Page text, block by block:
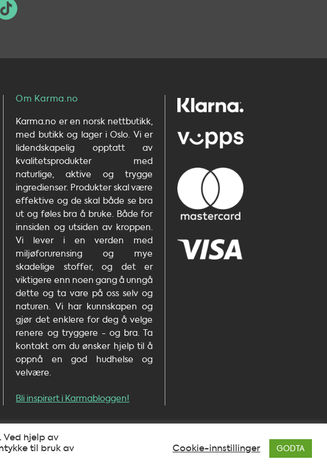
Om Karma.no
Karma.no er en norsk nettbutikk,
med butikk og lager i Oslo. Vi er
lidendskapelig opptatt av
kvalitetsprodukter med
naturlige, aktive og trygge
ingredienser. Produkter skal være
effektive og de skal både se bra
ut og føles bra å bruke. Både for
innsiden og utsiden av kroppen.
Vi lever i en verden med
miljøforurensing og mye
skadelige stoffer, og det er
viktigere enn noen gang å unngå
dette og ta vare på oss selv og
naturen. Vi har kunnskapen og
gjør det enklere for deg å velge
renere og tryggere - og bra. Ta
kontakt om du ønsker hjelp til å
oppnå en god hudhelse og
velvære.
Bli inspirert i Karmabloggen!
hjelp av
til bruk av
Cookie-innstillinger GODTA